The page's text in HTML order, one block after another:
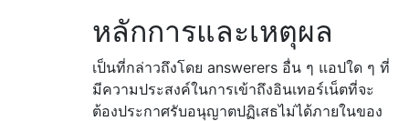
หลักการและเหตุผล
เป็นที่กล่าวถึงโดย answerers อื่น ๆ แอปใด ๆ ที่
มีความประสงค์ในการเข้าถึงอินเทอร์เน็ตที่จะ
ต้องประกาศรับอนุญาตปฏิเสธไม่ได้ภายในของ